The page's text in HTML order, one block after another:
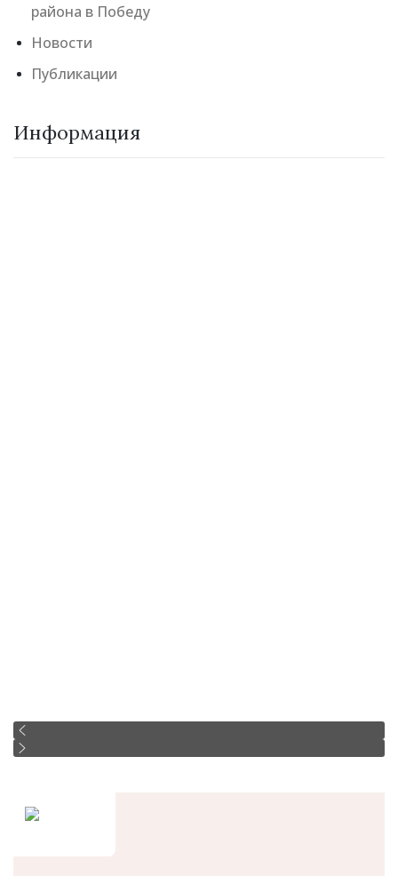
района в Победу
Новости
Публикации
Информация